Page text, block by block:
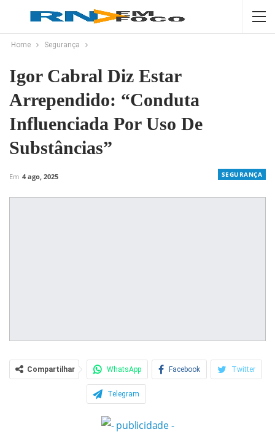
Home Segurança
Igor Cabral Diz Estar
Arrependido: “Conduta
Influenciada Por Uso De
Substâncias”
SEGURANÇA
Em 4 ago, 2025
Compartilhar WhatsApp Facebook Twitter
Telegram